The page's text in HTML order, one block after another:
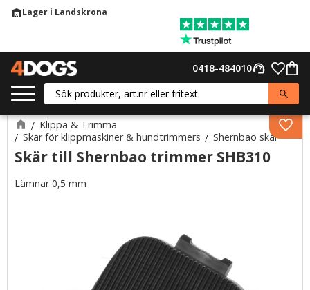
warehouseLager i Landskrona
support_agent
0418-484010
Klippa & Trimma
Skär för klippmaskiner & hundtrimmers
Shernbao skär
Skär till Shernbao trimmer SHB310
Lämnar 0,5 mm